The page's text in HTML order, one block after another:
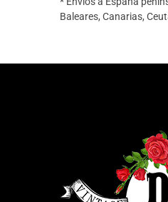
Baleares, Canarias,